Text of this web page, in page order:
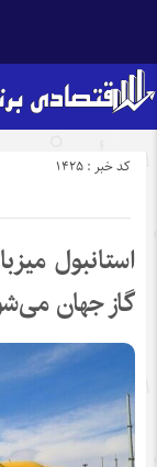
کد خبر : 1425
استانبول
گاز جهان